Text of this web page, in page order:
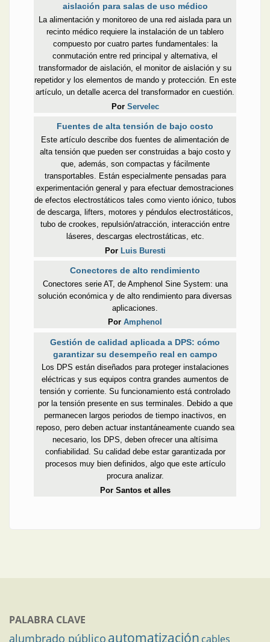
aislación para salas de uso médico
La alimentación y monitoreo de una red aislada para un
recinto médico requiere la instalación de un tablero
compuesto por cuatro partes fundamentales: la
conmutación entre red principal y alternativa, el
transformador de aislación, el monitor de aislación y su
repetidor y los elementos de mando y protección. En este
artículo, un detalle acerca del transformador en cuestión.
Por Servelec
Fuentes de alta tensión de bajo costo
Este artículo describe dos fuentes de alimentación de
alta tensión que pueden ser construidas a bajo costo y
que, además, son compactas y fácilmente
transportables. Están especialmente pensadas para
experimentación general y para efectuar demostraciones
de efectos electrostáticos tales como viento iónico, tubos
de descarga, lifters, motores y péndulos electrostáticos,
tubo de crookes, repulsión/atracción, interacción entre
láseres, descargas electrostáticas, etc.
Por Luis Buresti
Conectores de alto rendimiento
Conectores serie AT, de Amphenol Sine System: una
solución económica y de alto rendimiento para diversas
aplicaciones.
Por Amphenol
Gestión de calidad aplicada a DPS: cómo
garantizar su desempeño real en campo
Los DPS están diseñados para proteger instalaciones
eléctricas y sus equipos contra grandes aumentos de
tensión y corriente. Su funcionamiento está controlado
por la tensión presente en sus terminales. Debido a que
permanecen largos periodos de tiempo inactivos, en
reposo, pero deben actuar instantáneamente cuando sea
necesario, los DPS, deben ofrecer una altísima
confiabilidad. Su calidad debe estar garantizada por
procesos muy bien definidos, algo que este artículo
procura analizar.
Por Santos et alles
PALABRA CLAVE
alumbrado público automatización cables